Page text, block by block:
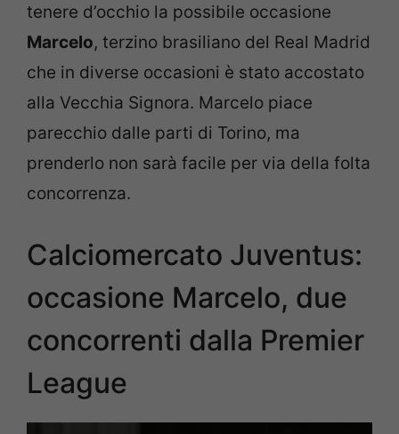
tenere d’occhio la possibile occasione
Marcelo, terzino brasiliano del Real Madrid
che in diverse occasioni è stato accostato
alla Vecchia Signora. Marcelo piace
parecchio dalle parti di Torino, ma
prenderlo non sarà facile per via della folta
concorrenza.
Calciomercato Juventus:
occasione Marcelo, due
concorrenti dalla Premier
League